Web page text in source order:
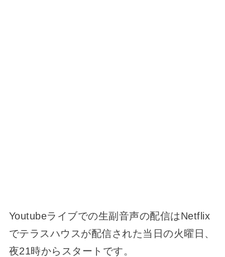
Youtubeライブでの生副音声の配信はNetflix
でテラスハウスが配信された当日の火曜日、
夜21時からスタートです。